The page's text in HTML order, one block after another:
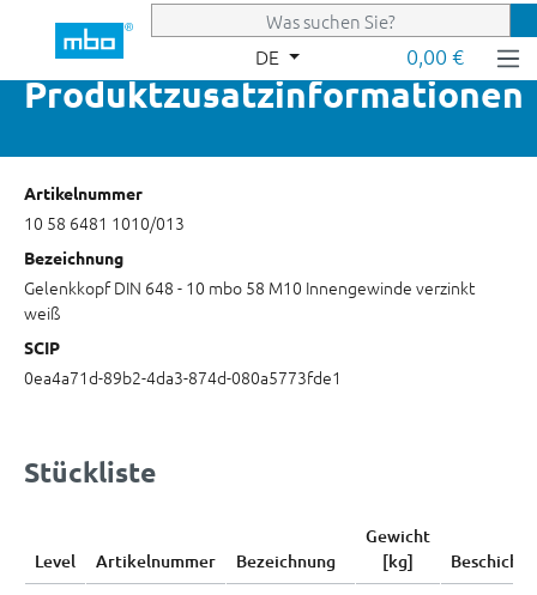
Zum Hauptinhalt springen
DE 0,00 €
Produktzusatzinformationen
Artikelnummer
10 58 6481 1010/013
Bezeichnung
Gelenkkopf DIN 648 - 10 mbo 58 M10 Innengewinde verzinkt
weiß
SCIP
0ea4a71d-89b2-4da3-874d-080a5773fde1
Stückliste
Level Artikelnummer Bezeichnung
Gewicht
[kg]